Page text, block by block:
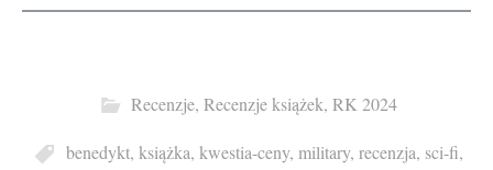
Recenzje, Recenzje książek, RK 2024
benedykt, książka, kwestia-ceny, military, recenzja, sci-fi,